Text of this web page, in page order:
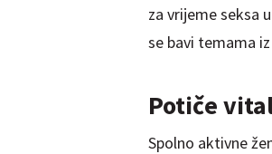
za vrijeme seksa
se bavi temama
Potiče
Spolno aktivne